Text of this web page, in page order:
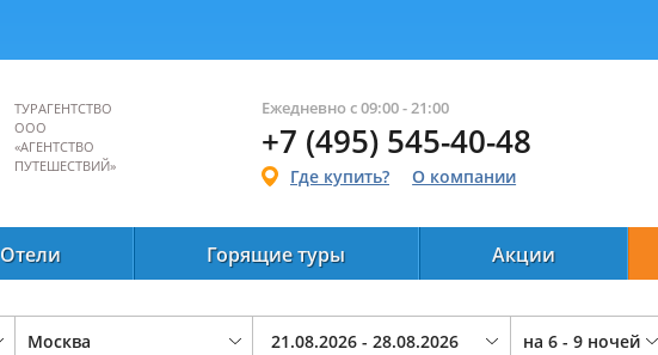
ТУРАГЕНТСТВО
ООО
«АГЕНТСТВО
ПУТЕШЕСТВИЙ»
Ежедневно с 09:00 - 21:00
+7 (495) 545-40-48
Где купить? О компании
Отели Горящие туры Акции
на 6 - 9 ночей